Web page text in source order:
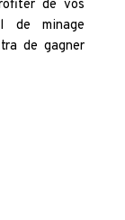
de vos
de minage
de gagner